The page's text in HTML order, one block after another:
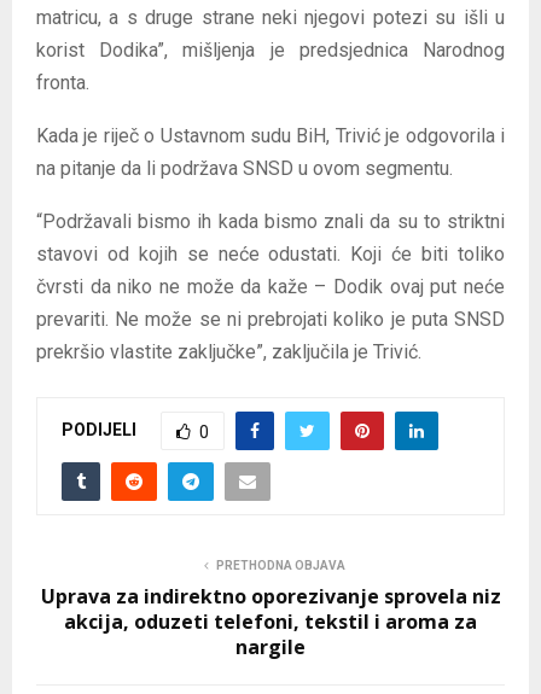
matricu, a s druge strane neki njegovi potezi su išli u
korist Dodika”, mišljenja je predsjednica Narodnog
fronta.
Kada je riječ o Ustavnom sudu BiH, Trivić je odgovorila i
na pitanje da li podržava SNSD u ovom segmentu.
“Podržavali bismo ih kada bismo znali da su to striktni
stavovi od kojih se neće odustati. Koji će biti toliko
čvrsti da niko ne može da kaže – Dodik ovaj put neće
prevariti. Ne može se ni prebrojati koliko je puta SNSD
prekršio vlastite zaključke”, zaključila je Trivić.
PODIJELI 0
PRETHODNA OBJAVA
Uprava za indirektno oporezivanje sprovela niz
akcija, oduzeti telefoni, tekstil i aroma za
nargile